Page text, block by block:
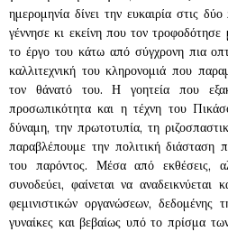
ημερομηνία δίνει την ευκαιρία στις
γέννησε κι εκείνη που τον
το έργο του κάτω από σύγχρονη πια
καλλιτεχνική του κληρονομιά που
τον θάνατό του. Η γοητεία που
προσωπικότητα και η τέχνη του
δύναμη, την πρωτοτυπία, τη
παραβλέπουμε την πολιτική διάσταση
του παρόντος. Μέσα από εκθέσεις,
συνοδεύει, φαίνεται να
φεμινιστικών οργανώσεων,
γυναίκες και βεβαίως υπό το πρίσμα